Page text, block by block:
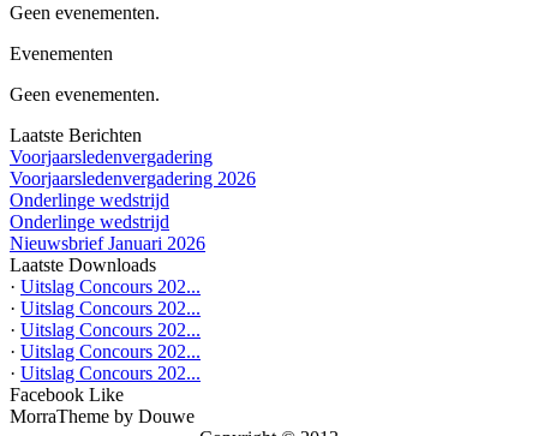
Geen evenementen.
Evenementen
Geen evenementen.
Laatste Berichten
Voorjaarsledenvergadering
Voorjaarsledenvergadering 2026
Onderlinge wedstrijd
Onderlinge wedstrijd
Nieuwsbrief Januari 2026
Laatste Downloads
· Uitslag Concours 202...
· Uitslag Concours 202...
· Uitslag Concours 202...
· Uitslag Concours 202...
· Uitslag Concours 202...
Facebook Like
MorraTheme by Douwe